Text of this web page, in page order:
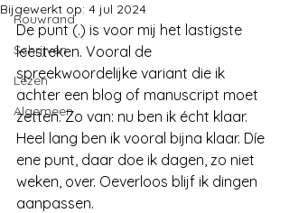
Rouwrand
Schrijven
Lezen
Algemeen
Bijgewerkt op: 4 jul 2024
De punt (.) is voor mij het lastigste
leesteken. Vooral de
spreekwoordelijke variant die ik
achter een blog of manuscript moet
zetten. Zo van: nu ben ik écht klaar.
Heel lang ben ik vooral bijna klaar. Díe
ene punt, daar doe ik dagen, zo niet
weken, over. Oeverloos blijf ik dingen
aanpassen.